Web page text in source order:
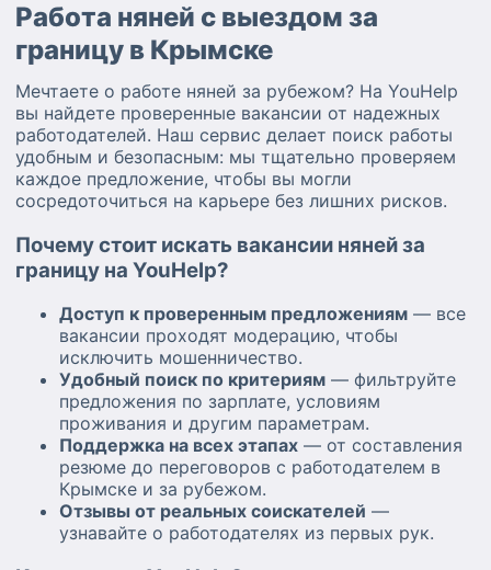
Работа няней с выездом за
границу в Крымске
Мечтаете о работе няней за рубежом? На YouHelp
вы найдете проверенные вакансии от надежных
работодателей. Наш сервис делает поиск работы
удобным и безопасным: мы тщательно проверяем
каждое предложение, чтобы вы могли
сосредоточиться на карьере без лишних рисков.
Почему стоит искать вакансии няней за
границу на YouHelp?
Доступ к проверенным предложениям — все
вакансии проходят модерацию, чтобы
исключить мошенничество.
Удобный поиск по критериям — фильтруйте
предложения по зарплате, условиям
проживания и другим параметрам.
Поддержка на всех этапах — от составления
резюме до переговоров с работодателем в
Крымске и за рубежом.
Отзывы от реальных соискателей —
узнавайте о работодателях из первых рук.